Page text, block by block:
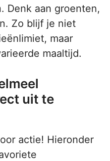
Denk aan groenten,
Zo blijf je niet
maar
maaltijd.
uit te
actie! Hieronder